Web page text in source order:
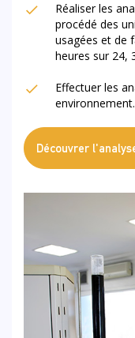
Réaliser les
procédé des
usagées et de
heures sur 24,
Effectuer les
Découvrer